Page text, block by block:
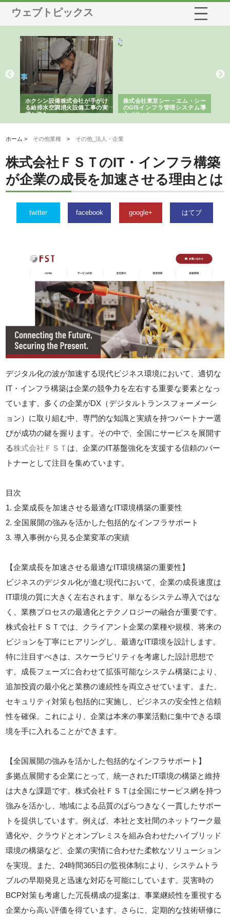
ウェブトピックス
ホクシン設備株式会社が手がけ
る給排水空調消火設備工事の実
績と強み
株式会社東京シー・エム・シー
のGISインフラ管理システム導
入メリット
ホーム > その他業種 > その他_法人・企業
株式会社ＦＳＴのIT・インフラ構築
が企業の成長を加速させる理由とは
twitter facebook google+ はてブ
デジタル化の波が加速する現代ビジネス環境において、適切な
IT・インフラ構築は企業の競争力を左右する重要な要素となっ
ています。多くの企業がDX（デジタルトランスフォーメーシ
ョン）に取り組む中、専門的な知識と実績を持つパートナー選
びが成功の鍵を握ります。その中で、全国にサービスを展開す
る株式会社ＦＳＴ は、企業のIT基盤強化を支援する信頼のパー
トナーとして注目を集めています。
目次
1. 企業成長を加速させる最適なIT環境構築の重要性
2. 全国展開の強みを活かした包括的なインフラサポート
3. 導入事例から見る企業変革の実績
【企業成長を加速させる最適なIT環境構築の重要性】
ビジネスのデジタル化が進む現代において、企業の成長速度は
IT環境の質に大きく左右されます。単なるシステム導入ではな
く、業務プロセスの最適化とテクノロジーの融合が重要です。
株式会社ＦＳＴでは、クライアント企業の業種や規模、将来の
ビジョンを丁寧にヒアリングし、最適なIT環境を設計します。
特に注目すべきは、スケーラビリティを考慮した設計思想で
す。成長フェーズに合わせて拡張可能なシステム構築により、
追加投資の最小化と業務の連続性を両立させています。また、
セキュリティ対策も包括的に実施し、ビジネスの安全性と信頼
性を確保。これにより、企業は本来の事業活動に集中できる環
境を手に入れることができます。
【全国展開の強みを活かした包括的なインフラサポート】
多拠点展開する企業にとって、統一されたIT環境の構築と維持
は大きな課題です。株式会社ＦＳＴは全国にサービス網を持つ
強みを活かし、地域による品質のばらつきなく一貫したサポー
トを提供しています。例えば、本社と支社間のネットワーク最
適化や、クラウドとオンプレミスを組み合わせたハイブリッド
環境の構築など、企業の実情に合わせた柔軟なソリューション
を実現。また、24時間365日の監視体制により、システムトラ
ブルの早期発見と迅速な対応を可能にしています。災害時の
BCP対策も考慮した冗長構成の提案は、事業継続性を重視する
企業から高い評価を得ています。さらに、定期的な技術研修に